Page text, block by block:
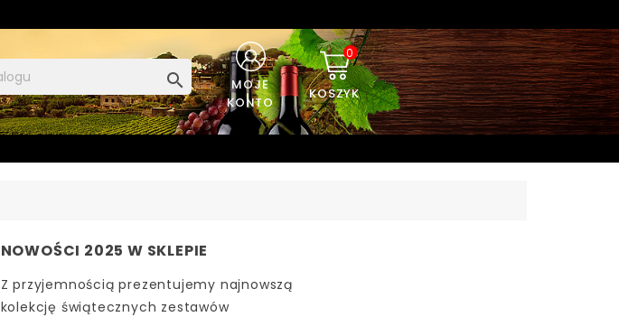

MOJE
KONTO
0
KOSZYK
NOWOŚCI 2025 W SKLEPIE
Z przyjemnością prezentujemy najnowszą
kolekcję świątecznych zestawów